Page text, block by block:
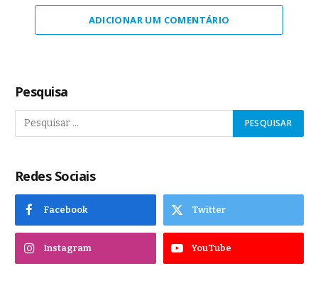
ADICIONAR UM COMENTÁRIO
Pesquisa
Redes Sociais
Facebook Twitter
Instagram YouTube